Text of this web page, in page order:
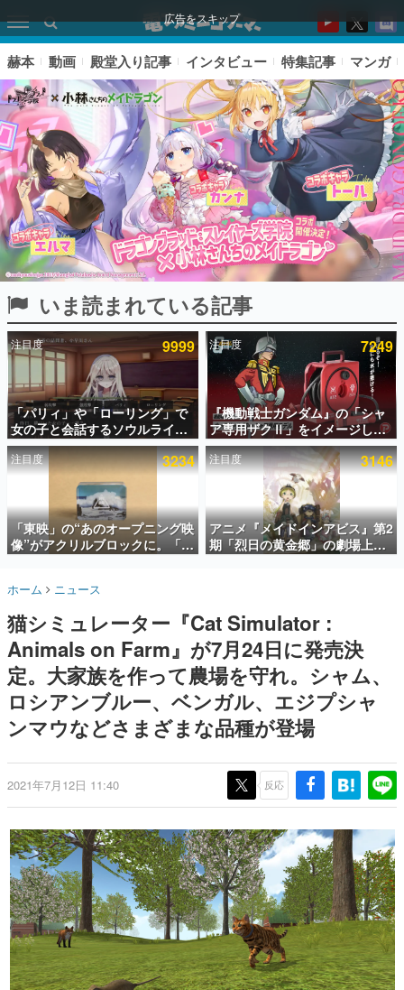
広告をスキップ
ピックアップ
電ファミのいま読まれている記事ランキング
アプリセール情報
インタビュー
連載・特集一覧
殿堂入り記事
SNS拡散数が数千以上！ ページビュー数万以上！ などな
ど。多くの人々に読まれた、電ファミ渾身の“殿堂入り”記
事をまとめました。
名作ゲームクリエイターの方々に製作時のエピソードをお
きます。
赫本
この物語を解いてはいけない。『赫本』は、〈試験問題〉
の形をした短編ホラー小説集です。
新世代に訊く
これからのデジタルゲーム市場を担う若きクリエイター達
ゲーム世代の作家たち
ゲームに多大な影響を受けた作家さんに取材し、ゲームが
画です。
日本モバイルゲーム産業史
日本のモバイルゲーム史における主要なトピック・タイト
ルを網羅するほか、開発者へのインタビューや識者による
解説を掲載。約20年の歴史が一望できる決定版！
若ゲのいたり〜ゲームクリエイターの青春〜
『うつヌケ』『ペンと箸』等で知られるマンガ家・田中圭
一先生によるゲーム業界レポートマンガです。
赫本 動画 殿堂入り記事 インタビュー 特集記事 マンガ
いま読まれている記事
注目度 9999
「パリィ」や「ローリング」で
女の子と会話するソウルライク
恋愛ゲーム『小早川さんはソウ
ルライク』無料公開。返事に失
敗すると「YOU DIED」
注目度 7249
『機動戦士ガンダム』の「シャ
ア専用ザクⅡ」をイメージした
散水ホースリールが予約開始。
本体にはシャアのパーソナルマ
ークやジオン公国軍のエンブレ
ム、型式番号などを配置
注目度 3234
「東映」の“あのオープニング映
像”がアクリルブロックに。「東
映ヒストリカル グッズコレクシ
注目度 3146
アニメ『メイドインアビス』第2
期「烈日の黄金郷」の劇場上映
が決定！レグ役・伊瀬茉莉也さ
ホーム ニュース
猫シミュレーター『Cat Simulator :
Animals on Farm』が7月24日に発売決
定。大家族を作って農場を守れ。シャム、
ロシアンブルー、ベンガル、エジプシャ
ンマウなどさまざまな品種が登場
2021年7月12日 11:40 反応